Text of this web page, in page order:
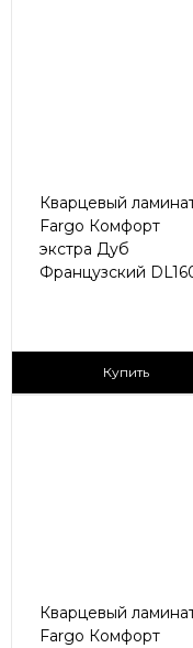
Кварцевый
Fargo Комфорт
экстра Дуб
Французский
2
Купить
Кварцевый
Fargo Комфорт